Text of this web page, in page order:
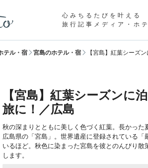
心みちるたびを叶える
旅行記事メディア・ホ
テル・宿 宮島のホテル・宿 【宮島】紅葉シーズ
【宮島】紅葉シーズン
旅に！／広島
秋の深まりとともに美しく色づく紅葉。長かっ
広島県の「宮島」。世界遺産に登録されている
いるほど。秋色に染まった宮島を彼とのんびり
します。